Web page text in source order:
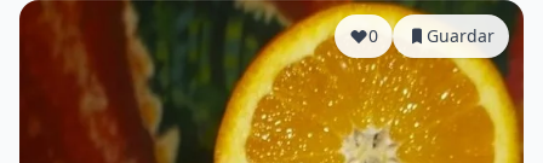
0 Guardar